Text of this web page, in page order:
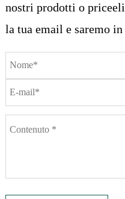
nostri prodotti o
la tua email e saremo